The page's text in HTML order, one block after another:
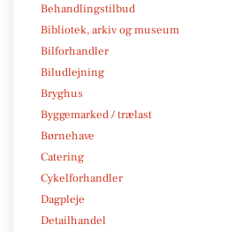
Behandlingstilbud
Bibliotek, arkiv og museum
Bilforhandler
Biludlejning
Bryghus
Byggemarked / trælast
Børnehave
Catering
Cykelforhandler
Dagpleje
Detailhandel